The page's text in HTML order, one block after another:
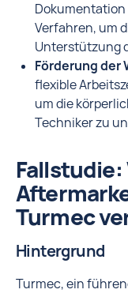
Verfahren, um
Unterstützung
Förderung der
flexible
um die
Techniker zu
Fallstudie:
Turmec
Hintergrund
Turmec, ein